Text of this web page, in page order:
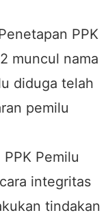
PPK
muncul nama
diduga telah
pemilu
Pemilu
integritas
tindakan